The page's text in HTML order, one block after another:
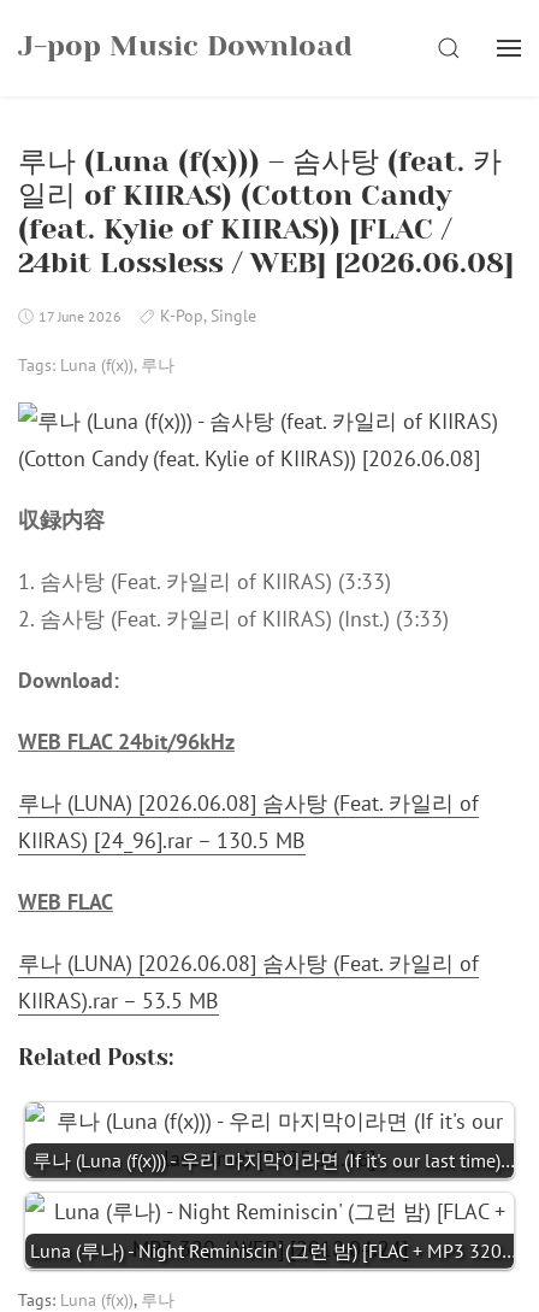
J-pop Music Download SEARCH
루나 (Luna (f(x))) – 솜사탕 (feat. 카
일리 of KIIRAS) (Cotton Candy
(feat. Kylie of KIIRAS)) [FLAC /
24bit Lossless / WEB] [2026.06.08]
17 June 2026 K-Pop, Single
Tags: Luna (f(x)), 루나
収録内容
1. 솜사탕 (Feat. 카일리 of KIIRAS) (3:33)
2. 솜사탕 (Feat. 카일리 of KIIRAS) (Inst.) (3:33)
Download:
WEB FLAC 24bit/96kHz
루나 (LUNA) [2026.06.08] 솜사탕 (Feat. 카일리 of
KIIRAS) [24_96].rar – 130.5 MB
WEB FLAC
루나 (LUNA) [2026.06.08] 솜사탕 (Feat. 카일리 of
KIIRAS).rar – 53.5 MB
Related Posts:
루나 (Luna (f(x))) - 우리 마지막이라면 (If it's our last time)…
Luna (루나) - Night Reminiscin' (그런 밤) [FLAC + MP3 320…
Tags: Luna (f(x)), 루나